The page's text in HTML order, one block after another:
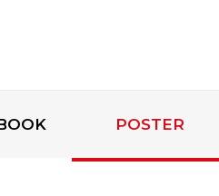
POSTER